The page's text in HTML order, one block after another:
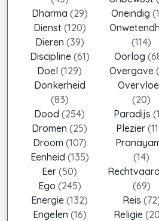
Dharma (29)
Dienst (120)
Dieren (39)
Discipline (61)
Doel (129)
Donkerheid
(83)
Dood (254)
Dromen (25)
Droom (107)
Eenheid (135)
Eer (50)
Ego (245)
Energie (132)
Engelen (16)
Oneindig
(114)
Oorlog
Overgave
(20)
Paradijs
Plezier
(14)
(69)
Reis
Religie